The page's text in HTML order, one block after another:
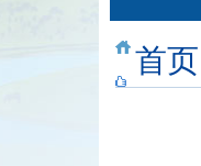
首页